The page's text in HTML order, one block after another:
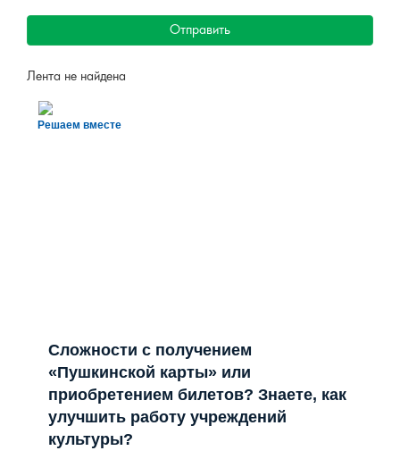
Отправить
Лента не найдена
Решаем вместе
Сложности с получением
«Пушкинской карты» или
приобретением билетов? Знаете, как
улучшить работу учреждений
культуры?